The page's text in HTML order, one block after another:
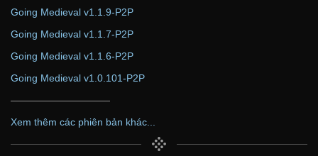
Going Medieval v1.1.9-P2P
Going Medieval v1.1.7-P2P
Going Medieval v1.1.6-P2P
Going Medieval v1.0.101-P2P
——————————
Xem thêm các phiên bản khác...